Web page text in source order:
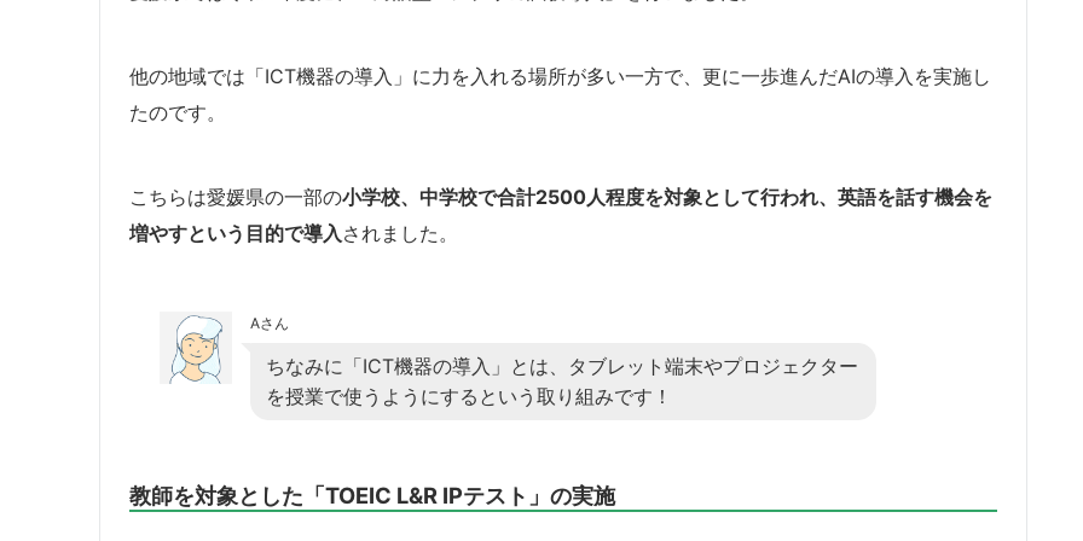
他の地域では「ICT機器の導入」に力を入れる場所が多い一方で、更に一歩進んだAIの導入を実施し
たのです。
こちらは愛媛県の一部の小学校、中学校で合計2500人程度を対象として行われ、英語を話す機会を
増やすという目的で導入 されました。
Aさん
ちなみに「ICT機器の導入」とは、タブレット端末やプロジェクター
を授業で使うようにするという取り組みです！
教師を対象とした「TOEIC L&R IPテスト」の実施